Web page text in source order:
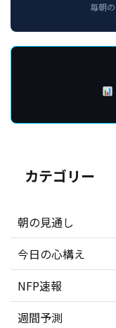
毎朝
カテゴリー
朝の見通し
今日の心構え
NFP速報
週間予測